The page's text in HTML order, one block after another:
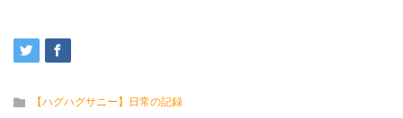
【ハグハグサニー】日常の記録